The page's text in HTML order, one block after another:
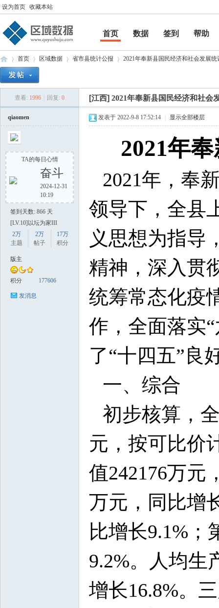
设为首页 收藏本站
首页 数据 签到
帮助
帮助
域
首页
›
区域数据
›
省市县统计公报
›
2021年奉新县国民经济和社会发展统
查看: 1996 回复: 0 [江西] 2021年奉新县国民经济和社会
qiaomen
TA的每日心情
奋斗
2024-12-31
10:19
签到天数: 866 天
[LV.10]以坛为家III
2万
主题
2万
帖子
17万
积分
版主
积分 177606
发消息
发表于 2022-9-8 17:52:14 显示全部楼层
2021年
2021年，奉
领导下，全县
义思想为指导
精神，深入贯
统筹常态化疫
作，全面落实
了“十四五”良
一、综合
初步核算，
元，按可比价
值242176万元
万元，同比增
比增长9.1%；
9.2%。人均生
增长16.8%。